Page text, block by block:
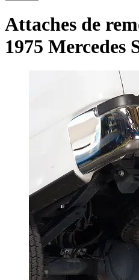
Attaches de
1975 Mercedes